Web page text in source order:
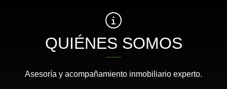
QUIÉNES SOMOS
Asesoría y acompañamiento inmobiliario experto.